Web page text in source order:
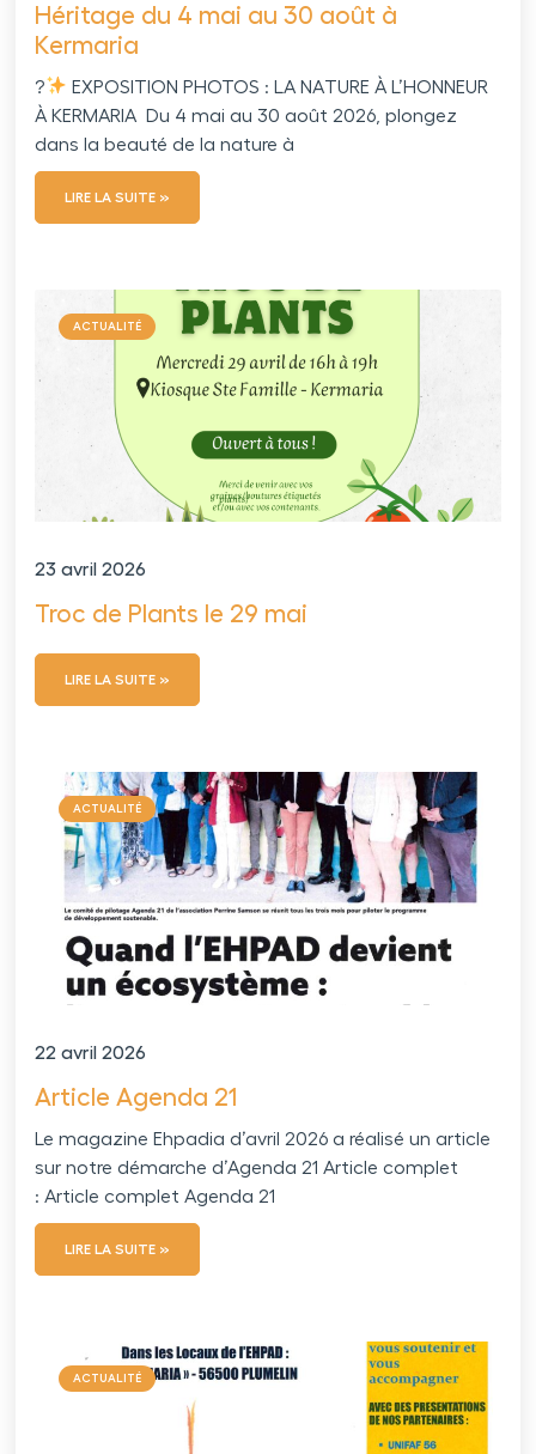
Héritage du 4 mai au 30 août à
Kermaria
?
EXPOSITION PHOTOS : LA NATURE À L’HONNEUR
À KERMARIA Du 4 mai au 30 août 2026, plongez
dans la beauté de la nature à
LIRE LA SUITE »
ACTUALITÉ
Troc de Plants le 29 mai
LIRE LA SUITE »
23 avril 2026
ACTUALITÉ
Article Agenda 21
Le magazine Ehpadia d’avril 2026 a réalisé un article
sur notre démarche d’Agenda 21 Article complet
: Article complet Agenda 21
LIRE LA SUITE »
22 avril 2026
ACTUALITÉ